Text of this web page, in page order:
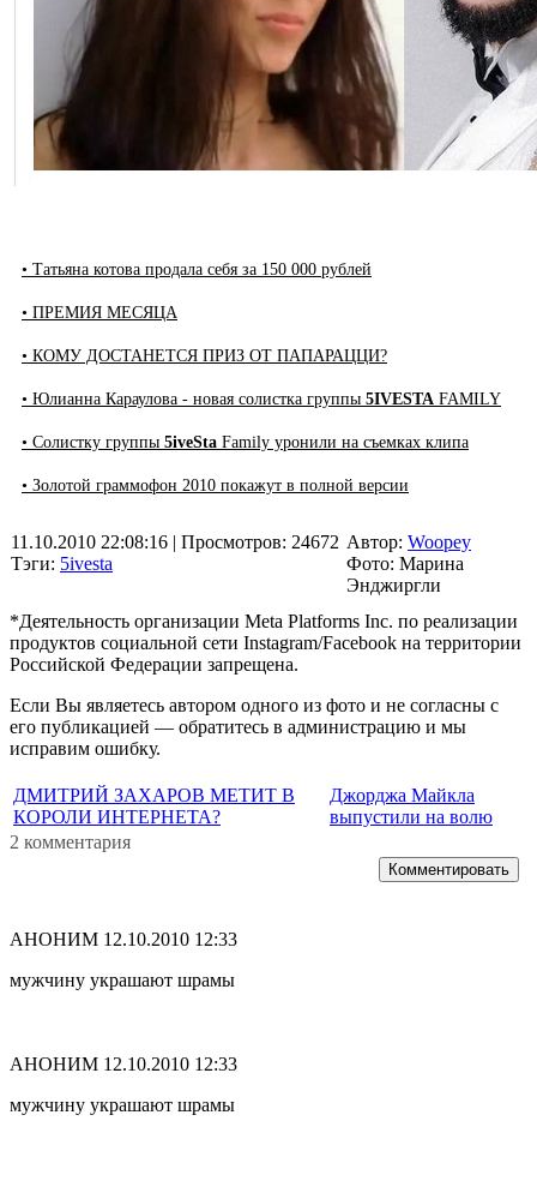
• Татьяна котова продала себя за 150 000 рублей
• ПРЕМИЯ МЕСЯЦА
• КОМУ ДОСТАНЕТСЯ ПРИЗ ОТ ПАПАРАЦЦИ?
• Юлианна Караулова - новая солистка группы 5IVESTA FAMILY
• Солистку группы 5iveSta Family уронили на съемках клипа
• Золотой граммофон 2010 покажут в полной версии
11.10.2010 22:08:16 | Просмотров: 24672
Тэги: 5ivesta
Автор: Woopey
Фото: Марина
Энджиргли
*Деятельность организации Meta Platforms Inc. по реализации
продуктов социальной сети Instagram/Facebook на территории
Российской Федерации запрещена.
Если Вы являетесь автором одного из фото и не согласны с
его публикацией — обратитесь в администрацию и мы
исправим ошибку.
ДМИТРИЙ ЗАХАРОВ МЕТИТ В
КОРОЛИ ИНТЕРНЕТА?
Джорджа Майкла
выпустили на волю
2 комментария
Комментировать
АНОНИМ 12.10.2010 12:33
мужчину украшают шрамы
АНОНИМ 12.10.2010 12:33
мужчину украшают шрамы